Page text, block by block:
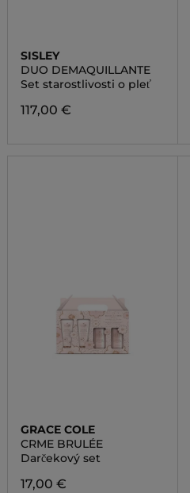
SISLEY
DUO DEMAQUILLANTE
Set starostlivosti o pleť
117,00 €
GRACE COLE
CRME BRULÉE
Darčekový set
17,00 €